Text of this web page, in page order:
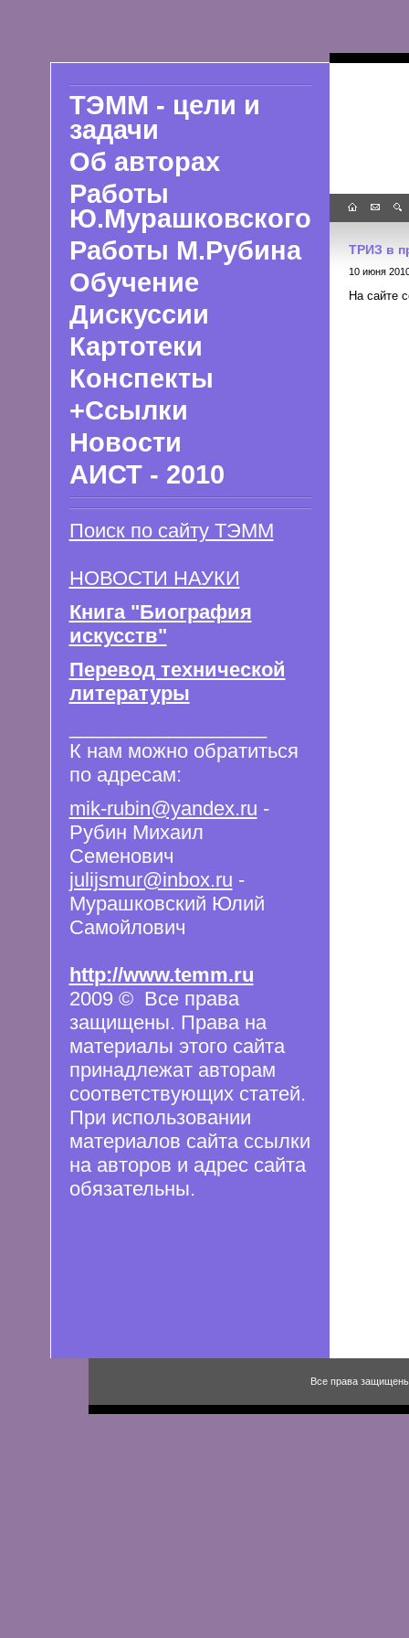
ТЭММ - цели и
задачи
Об авторах
Работы
Ю.Мурашковского
Работы М.Рубина
Обучение
Дискуссии
Картотеки
Конспекты
+Ссылки
Новости
АИСТ - 2010
Поиск по сайту ТЭММ
НОВОСТИ НАУКИ
Книга "Биография
искусств"
Перевод технической
литературы
К нам можно обратиться
по адресам:
mik-rubin@yandex.ru -
Рубин Михаил
Семенович
julijsmur@inbox.ru -
Мурашковский Юлий
Самойлович
http://www.temm.ru
2009 © Все права
защищены. Права на
материалы этого сайта
принадлежат авторам
соответствующих статей.
При использовании
материалов сайта ссылки
на авторов и адрес сайта
обязательны.
ТРИЗ в
10 июня
На сайте
Все права